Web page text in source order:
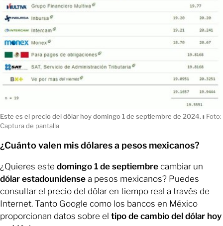
Este es el precio del dólar hoy domingo 1 de septiembre de 2024.ı Foto:
Captura de pantalla
¿Cuánto valen mis dólares a pesos mexicanos?
¿Quieres este domingo 1 de septiembre cambiar un
dólar estadounidense a pesos mexicanos? Puedes
consultar el precio del dólar en tiempo real a través de
Internet. Tanto Google como los bancos en México
proporcionan datos sobre el tipo de cambio del dólar hoy